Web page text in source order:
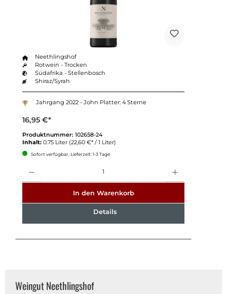
Neethlingshof
Rotwein - Trocken
Südafrika - Stellenbosch
Shiraz/Syrah
Jahrgang 2022 - John Platter: 4 Sterne
16,95 €*
Produktnummer: 102658-24
Inhalt: 0.75 Liter (22,60 €* / 1 Liter)
Sofort verfügbar, Lieferzeit: 1-3 Tage
In den Warenkorb
Details
Weingut Neethlingshof